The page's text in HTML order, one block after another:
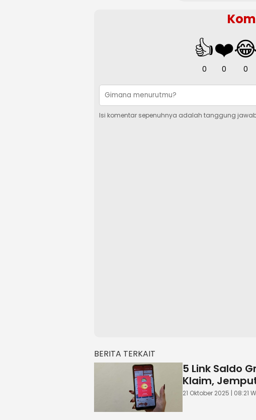
👍
0
❤️
0
😂
0
Isi komentar sepenuhnya adalah tanggung
BERITA TERKAIT
5 Link Saldo
Klaim,
21 Oktober 2025 | 08:21